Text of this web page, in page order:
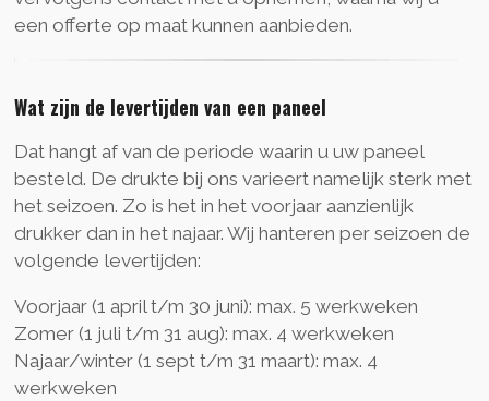
een offerte op maat kunnen aanbieden.
Wat zijn de levertijden van een paneel
Dat hangt af van de periode waarin u uw paneel
besteld. De drukte bij ons varieert namelijk sterk met
het seizoen. Zo is het in het voorjaar aanzienlijk
drukker dan in het najaar. Wij hanteren per seizoen de
volgende levertijden:
Voorjaar (1 april t/m 30 juni): max. 5 werkweken
Zomer (1 juli t/m 31 aug): max. 4 werkweken
Najaar/winter (1 sept t/m 31 maart): max. 4
werkweken